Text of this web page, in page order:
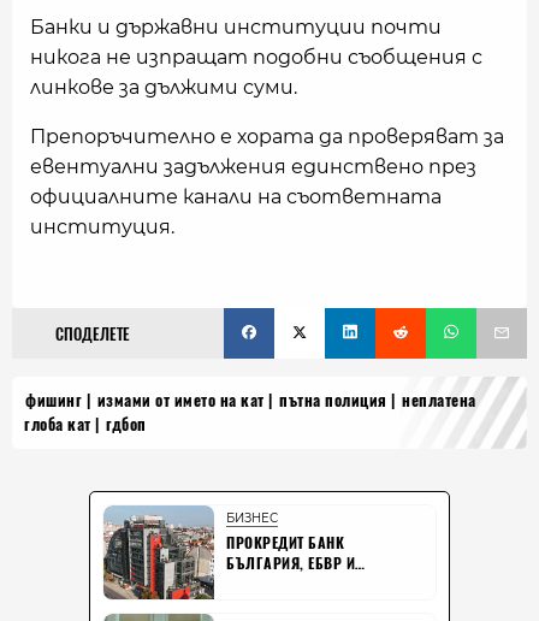
Банки и държавни институции почти
никога не изпращат подобни съобщения с
линкове за дължими суми.
Препоръчително е хората да проверяват за
евентуални задължения единствено през
официалните канали на съответната
институция.
СПОДЕЛЕТЕ
фишинг измами от името на кат пътна полиция
неплатена
глоба кат
гдбоп